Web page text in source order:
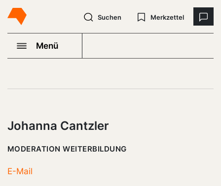
Suchen Merkzettel
Menü
Johanna Cantzler
MODERATION WEITERBILDUNG
E-Mail